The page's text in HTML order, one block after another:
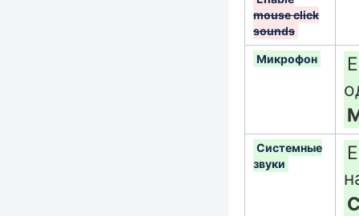
mouse click
sounds
Микрофон
Системные
звуки